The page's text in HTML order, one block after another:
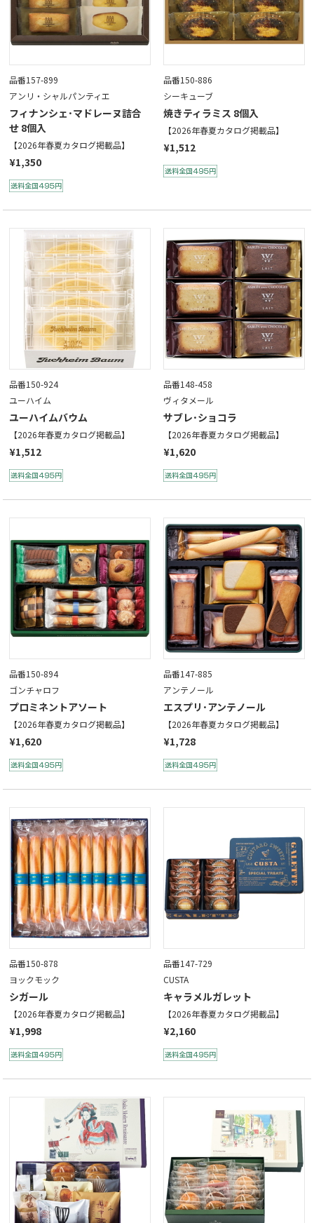
品番157-899
アンリ・シャルパンティエ
フィナンシェ･マドレーヌ詰合
せ 8個入
【2026年春夏カタログ掲載品】
¥1,350
品番150-886
シーキューブ
焼きティラミス 8個入
【2026年春夏カタログ掲載品】
¥1,512
品番150-924
ユーハイム
ユーハイムバウム
【2026年春夏カタログ掲載品】
¥1,512
品番148-458
ヴィタメール
サブレ･ショコラ
【2026年春夏カタログ掲載品】
¥1,620
品番150-894
ゴンチャロフ
プロミネントアソート
【2026年春夏カタログ掲載品】
¥1,620
品番147-885
アンテノール
エスプリ･アンテノール
【2026年春夏カタログ掲載品】
¥1,728
品番150-878
ヨックモック
シガール
【2026年春夏カタログ掲載品】
¥1,998
品番147-729
CUSTA
キャラメルガレット
【2026年春夏カタログ掲載品】
¥2,160